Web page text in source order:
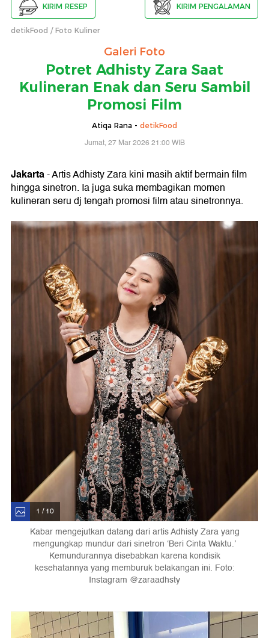
KIRIM RESEP KIRIM PENGALAMAN
detikFood Foto Kuliner
Galeri Foto
Potret Adhisty Zara Saat
Kulineran Enak dan Seru Sambil
Promosi Film
Atiqa Rana - detikFood
Jumat, 27 Mar 2026 21:00 WIB
Jakarta- Artis Adhisty Zara kini masih aktif bermain film
hingga sinetron. Ia juga suka membagikan momen
kulineran seru dj tengah promosi film atau sinetronnya.
1 / 10
Kabar mengejutkan datang dari artis Adhisty Zara yang
mengungkap mundur dari sinetron ‘Beri Cinta Waktu.’
Kemundurannya disebabkan karena kondisik
kesehatannya yang memburuk belakangan ini. Foto:
Instagram @zaraadhsty